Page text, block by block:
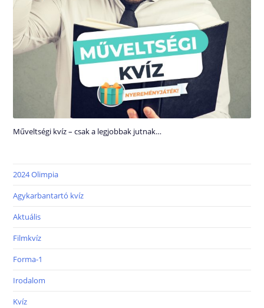
Műveltségi kvíz – csak a legjobbak jutnak…
2024 Olimpia
Agykarbantartó kvíz
Aktuális
Filmkvíz
Forma-1
Irodalom
Kvíz